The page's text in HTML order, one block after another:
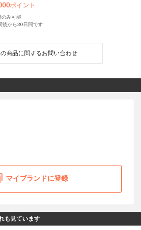
ポイント
み可能
後から30日間です
の商品に関するお問い合わせ
マイブランドに登録
も見ています